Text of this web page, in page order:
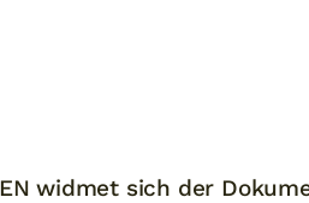
widmet sich der